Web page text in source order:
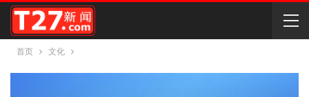
首页 文化